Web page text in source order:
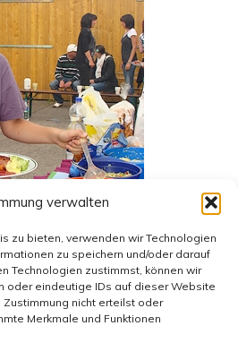
verwalten
zu bieten, verwenden wir Technologien
zu speichern und/oder darauf
Technologien zustimmst, können wir
oder eindeutige IDs auf dieser Website
nicht erteilst oder
Merkmale und Funktionen